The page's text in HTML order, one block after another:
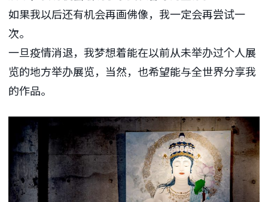
如果我以后还有机会再画佛像，我一定会再尝试一
次。
一旦疫情消退，我梦想着能在以前从未举办过个人展
览的地方举办展览，当然，也希望能与全世界分享我
的作品。